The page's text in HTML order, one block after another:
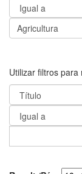
Utilizar filtros